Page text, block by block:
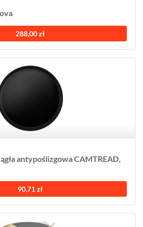
288,00 zł
antypoślizgowa CAMTREAD,
90,71 zł